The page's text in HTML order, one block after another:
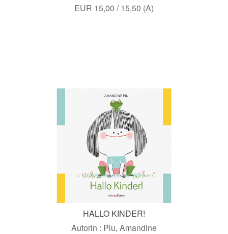
EUR 15,00 / 15,50 (A)
HALLO KINDER!
Autorin : Piu, Amandine